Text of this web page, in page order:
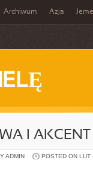
Archiwum Azja
I AKCENT
ADMIN POSTED ON LUT